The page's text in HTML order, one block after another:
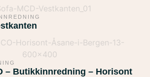
– Butikkinnredning – Horisont